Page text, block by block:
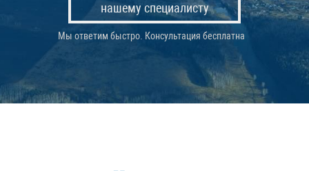
нашему специалисту
Мы ответим быстро. Консультация бесплатна